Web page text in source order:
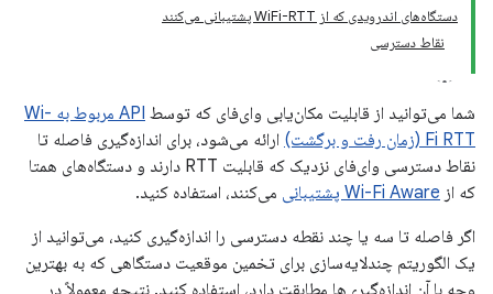
دستگاه‌های اندرویدی که از WiFi-RTT پشتیبانی می‌کنند
نقاط دسترسی
شما می‌توانید از قابلیت مکان‌یابی وای‌فای که توسط
API مربوط به Wi-
Fi RTT (زمان رفت و برگشت)
ارائه می‌شود، برای اندازه‌گیری فاصله تا
نقاط دسترسی وای‌فای نزدیک که قابلیت RTT دارند و دستگاه‌های همتا
که از Wi-Fi Aware پشتیبانی
می‌کنند، استفاده کنید.
اگر فاصله تا سه یا چند نقطه دسترسی را اندازه‌گیری کنید، می‌توانید از
یک الگوریتم چندلایه‌سازی برای تخمین موقعیت دستگاهی که به بهترین
وجه با آن اندازه‌گیری‌ها مطابقت دارد، استفاده کنید. نتیجه معمولاً در